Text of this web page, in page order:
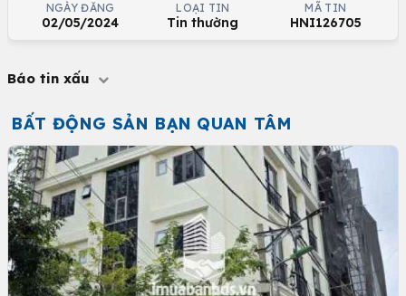
NGÀY ĐĂNG
02/05/2024
LOẠI TIN
Tin thường
MÃ TIN
HNI126705
Báo tin xấu
BẤT ĐỘNG SẢN BẠN QUAN TÂM